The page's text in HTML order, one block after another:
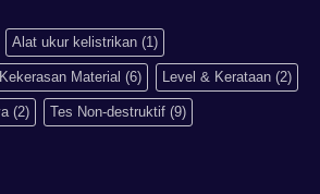
Alat ukur kelistrikan (1)
Kekerasan Material (6) Level & Kerataan (2)
(2) Tes Non-destruktif (9)